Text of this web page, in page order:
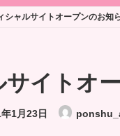
シャルサイトオープンのお知
サイトオ
1月23日